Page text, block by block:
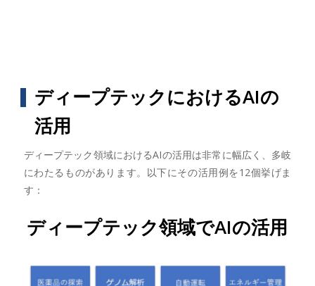
ディープテックにおけるAIの
活用
ディープテック領域におけるAIの活用は非常に幅広く、多岐
にわたるものがあります。以下にその活用例を12個挙げま
す：
ディープテック領域でAIの活用